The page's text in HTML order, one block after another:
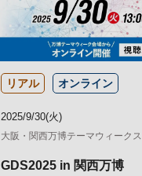
リアル オンライン
2025/9/30(火)
大阪・関西万博テーマウィーク
GDS2025 in 関西万博